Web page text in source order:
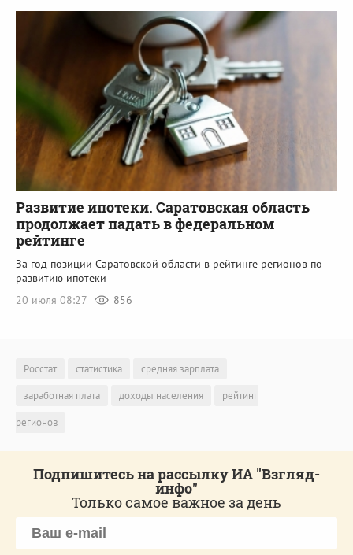
Развитие ипотеки. Саратовская область
продолжает падать в федеральном
рейтинге
За год позиции Саратовской области в рейтинге регионов по
развитию ипотеки
20 июля 08:27
856
Росстат статистика
средняя зарплата
заработная плата
доходы населения
рейтинг
регионов
Подпишитесь на рассылку ИА "Взгляд-
инфо"
Только самое важное за день